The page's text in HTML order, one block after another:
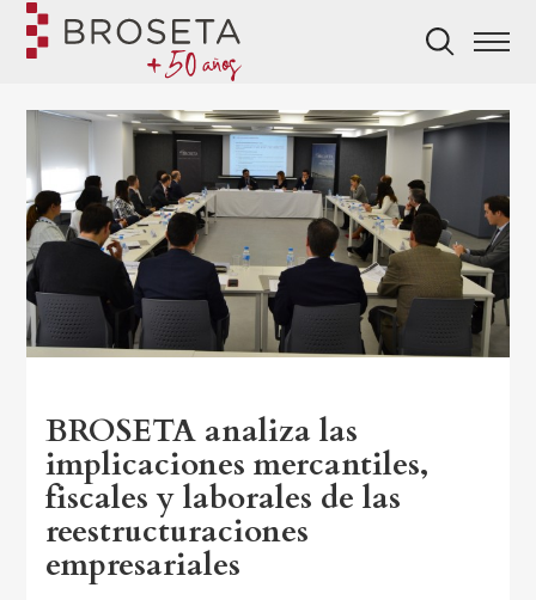
BROSETA analiza las
implicaciones mercantiles,
fiscales y laborales de las
reestructuraciones
empresariales